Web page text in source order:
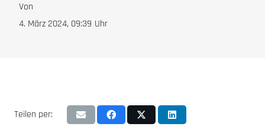
Von
4. März 2024, 09:39 Uhr
Teilen per: